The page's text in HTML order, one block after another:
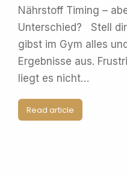
Nährstoff Timing –
Unterschied? Stell
gibst im Gym alles
Ergebnisse aus.
liegt es nicht…
Read article